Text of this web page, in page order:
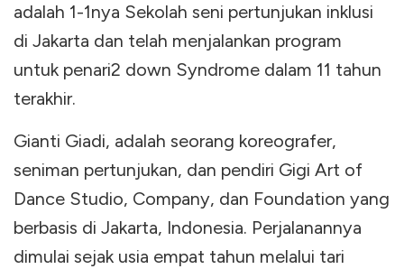
adalah 1-1nya Sekolah seni pertunjukan inklusi
di Jakarta dan telah menjalankan program
untuk penari2 down Syndrome dalam 11 tahun
terakhir.
Gianti Giadi, adalah seorang koreografer,
seniman pertunjukan, dan pendiri Gigi Art of
Dance Studio, Company, dan Foundation yang
berbasis di Jakarta, Indonesia. Perjalanannya
dimulai sejak usia empat tahun melalui tari